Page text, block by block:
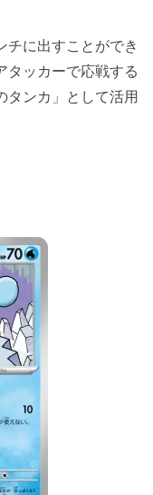
チに出すことができ
タッカーで応戦する
タンカ」として活用